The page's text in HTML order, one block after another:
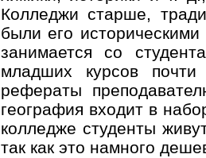
Колледжи старше,
были его
занимается со
младших курсов
рефераты
география входит в
колледже студенты
так как это намного